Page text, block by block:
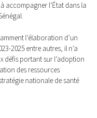
accompagner l’État dans la
l’élaboration d’un
2025 entre autres, il n’a
défis portant sur l’adoption
des ressources
nationale de santé